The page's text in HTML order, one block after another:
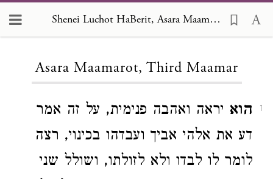
Shenei Luchot HaBerit, Asara Maamarot, Third Maamar
Asara Maamarot, Third Maamar
1 הוא יראה ואהבה פנימית, על זה אמר
דע את אלהי אביך ועבדהו בכינוי, רצה
לומר לו לבדו ולא לזולתו, ושולל שני